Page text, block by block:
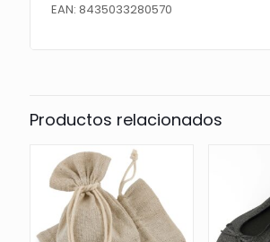
EAN: 8435033280570
Productos relacionados